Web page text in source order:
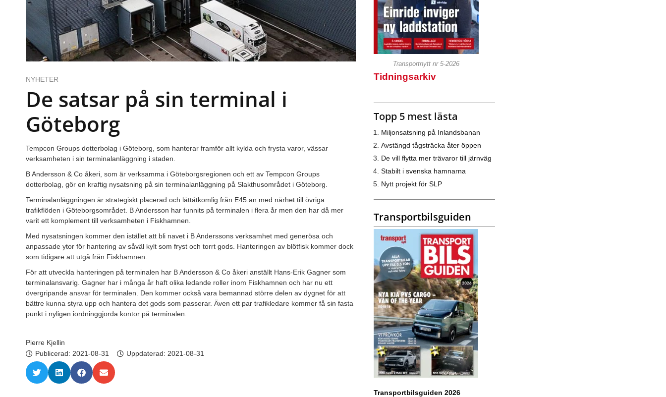
NYHETER
De satsar på sin terminal i
Göteborg
Tempcon Groups dotterbolag i Göteborg, som hanterar framför allt kylda och frysta varor, vässar
verksamheten i sin terminalanläggning i staden.
B Andersson & Co åkeri, som är verksamma i Göteborgsregionen och ett av Tempcon Groups
dotterbolag, gör en kraftig nysatsning på sin terminalanläggning på Slakthusområdet i Göteborg.
Terminalanläggningen är strategiskt placerad och lättåtkomlig från E45:an med närhet till övriga
trafikflöden i Göteborgsområdet. B Andersson har funnits på terminalen i flera år men den har då mer
varit ett komplement till verksamheten i Fiskhamnen.
Med nysatsningen kommer den istället att bli navet i B Anderssons verksamhet med generösa och
anpassade ytor för hantering av såväl kylt som fryst och torrt gods. Hanteringen av blötfisk kommer dock
som tidigare att utgå från Fiskhamnen.
För att utveckla hanteringen på terminalen har B Andersson & Co åkeri anställt Hans-Erik Gagner som
terminalansvarig. Gagner har i många år haft olika ledande roller inom Fiskhamnen och har nu ett
övergripande ansvar för terminalen. Den kommer också vara bemannad större delen av dygnet för att
bättre kunna styra upp och hantera det gods som passerar. Även ett par trafikledare kommer få sin fasta
punkt i nyligen iordninggjorda kontor på terminalen.
Pierre Kjellin
Publicerad: 2021-08-31 Uppdaterad: 2021-08-31
Transportnytt nr 5-2026
Tidningsarkiv
Topp 5 mest lästa
Miljonsatsning på Inlandsbanan
Avstängd tågsträcka åter öppen
De vill flytta mer trävaror till järnväg
Stabilt i svenska hamnarna
Nytt projekt för SLP
Transportbilsguiden
Transportbilsguiden 2026